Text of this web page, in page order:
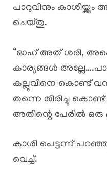
പാറുവിനും
ചെയ്തു.
“ഓഹ് അത് ശരി,
കാര്യങ്ങൾ
കല്ലുവിനെ കൊണ്ട്
തന്നെ തിരിച്ചു കൊണ്ട്
അതിന്റെ പേരിൽ ഒരു
കാശി പെട്ടന്ന്
വെച്ച്.